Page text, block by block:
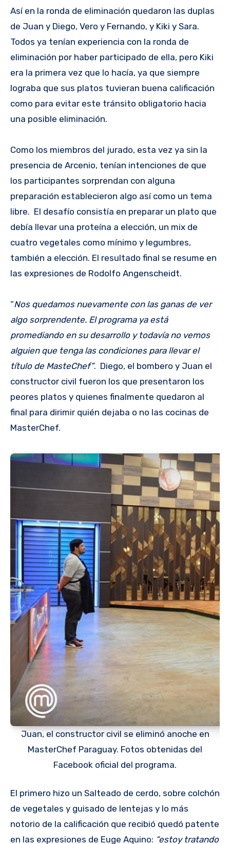
Así en la ronda de eliminación quedaron las duplas
de Juan y Diego, Vero y Fernando, y Kiki y Sara.
Todos ya tenían experiencia con la ronda de
eliminación por haber participado de ella, pero Kiki
era la primera vez que lo hacía, ya que siempre
lograba que sus platos tuvieran buena calificación
como para evitar este tránsito obligatorio hacia
una posible eliminación.
Como los miembros del jurado, esta vez ya sin la
presencia de Arcenio, tenían intenciones de que
los participantes sorprendan con alguna
preparación establecieron algo así como un tema
libre. El desafío consistía en preparar un plato que
debía llevar una proteína a elección, un mix de
cuatro vegetales como mínimo y legumbres,
también a elección. El resultado final se resume en
las expresiones de Rodolfo Angenscheidt.
“Nos quedamos nuevamente con las ganas de ver
algo sorprendente. El programa ya está
promediando en su desarrollo y todavía no vemos
alguien que tenga las condiciones para llevar el
título de MasteChef”. Diego, el bombero y Juan el
constructor civil fueron los que presentaron los
peores platos y quienes finalmente quedaron al
final para dirimir quién dejaba o no las cocinas de
MasterChef.
Juan, el constructor civil se eliminó anoche en
MasterChef Paraguay. Fotos obtenidas del
Facebook oficial del programa.
El primero hizo un Salteado de cerdo, sobre colchón
de vegetales y guisado de lentejas y lo más
notorio de la calificación que recibió quedó patente
en las expresiones de Euge Aquino: “estoy tratando